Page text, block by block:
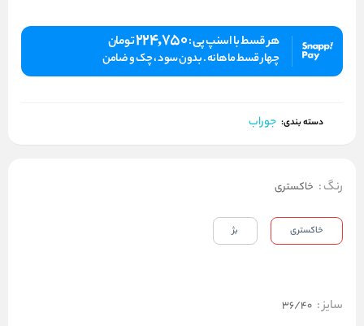
هر قسط با اسنپ پی :224,750تومان
چهار قسط ماهانه . بدون سود ، چک و ضامن
دسته بندی: جوراب
رنگ: خاکستری
خاکستری بژ
سایز:
36/40